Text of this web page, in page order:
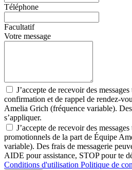
Téléphone
Facultatif
Votre message
J’accepte de recevoir des
confirmation et de rappel de rendez-
Amelia Grich (fréquence variable).
s’appliquer.
J’accepte de recevoir des
promotionnels de la part de Équipe
variable). Des frais de messagerie
AIDE pour assistance, STOP pour te
Conditions d'utilisation Politique de